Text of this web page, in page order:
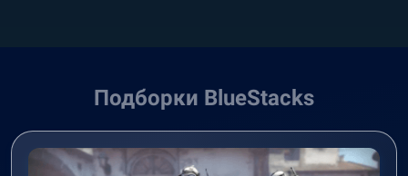
Подборки BlueStacks